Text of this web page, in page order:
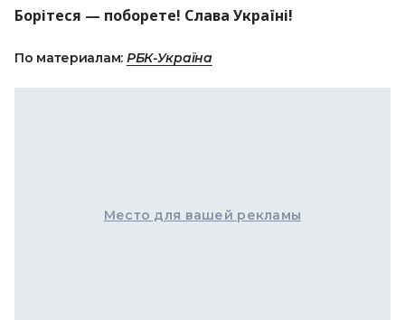
Борітеся — поборете! Слава Україні!
По материалам: РБК-Україна
Место для вашей рекламы